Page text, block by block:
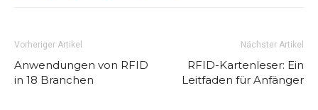
Vorheriger Artikel
Anwendungen von RFID
in 18 Branchen
Nächster Artikel
RFID-Kartenleser: Ein
Leitfaden für Anfänger